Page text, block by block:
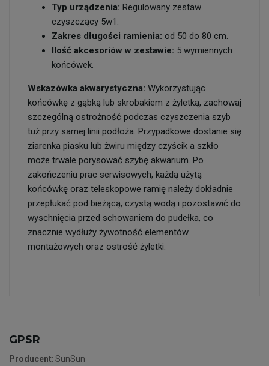
Typ urządzenia: Regulowany zestaw
czyszczący 5w1.
Zakres długości ramienia: od 50 do 80 cm.
Ilość akcesoriów w zestawie: 5 wymiennych
końcówek.
Wskazówka akwarystyczna: Wykorzystując
końcówkę z gąbką lub skrobakiem z żyletką, zachowaj
szczególną ostrożność podczas czyszczenia szyb
tuż przy samej linii podłoża. Przypadkowe dostanie się
ziarenka piasku lub żwiru między czyścik a szkło
może trwale porysować szybę akwarium. Po
zakończeniu prac serwisowych, każdą użytą
końcówkę oraz teleskopowe ramię należy dokładnie
przepłukać pod bieżącą, czystą wodą i pozostawić do
wyschnięcia przed schowaniem do pudełka, co
znacznie wydłuży żywotność elementów
montażowych oraz ostrość żyletki.
GPSR
Producent: SunSun